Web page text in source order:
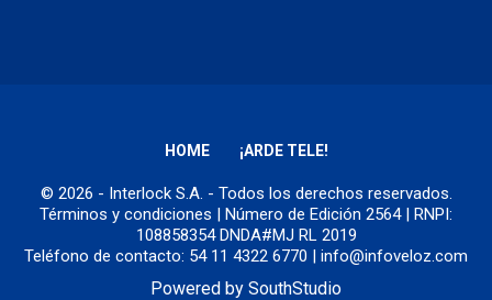
HOME ¡ARDE TELE!
© 2026 - Interlock S.A. - Todos los derechos reservados.
Términos y condiciones | Número de Edición 2564 | RNPI:
108858354 DNDA#MJ RL 2019
Teléfono de contacto: 54 11 4322 6770 | info@infoveloz.com
Powered by SouthStudio